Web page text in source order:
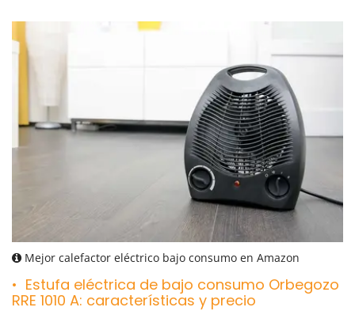
Mejor calefactor eléctrico bajo consumo en Amazon
Estufa eléctrica de bajo consumo Orbegozo
RRE 1010 A: características y precio